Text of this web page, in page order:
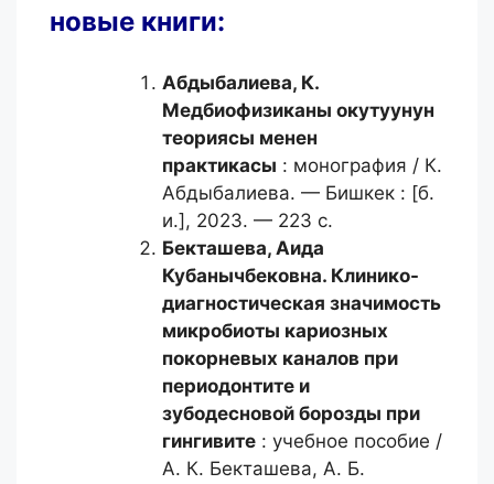
новые книги:
Абдыбалиева, К.
Медбиофизиканы окутуунун
теориясы менен
практикасы : монография / К.
Абдыбалиева. — Бишкек : [б.
и.], 2023. — 223 с.
Бекташева, Аида
Кубанычбековна. Клинико-
диагностическая значимость
микробиоты кариозных
покорневых каналов при
периодонтите и
зубодесновой борозды при
гингивите : учебное пособие /
А. К. Бекташева, А. Б.